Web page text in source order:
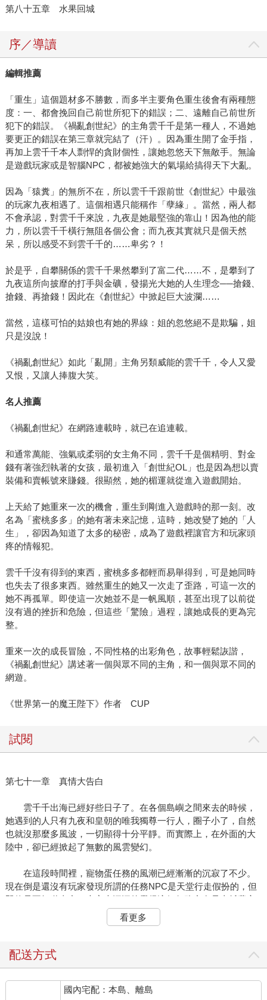
第八十五章 水果回城
序／導讀
編輯推薦
「重生」這個題材多不勝數，而多半主要角色重生後會有兩種態
度：一、都會挽回自己前世所犯下的錯誤；二、遠離自己前世所
犯下的錯誤。《禍亂創世紀》的主角雲千千是第一種人，不過她
要更正的錯誤在第三章就完結了（汗）。因為重生開了金手指，
再加上雲千千本人剽悍的貪財個性，讓她忽悠天下無敵手。無論
是遊戲玩家或是智腦NPC，都被她強大的氣場給搞得天下大亂。
因為「猿糞」的無所不在，所以雲千千跟前世《創世紀》中最強
的玩家九夜相遇了。這個相遇只能稱作「孽緣」。當然，兩人都
不會承認，對雲千千來說，九夜是她最堅強的靠山！因為他的能
力，所以雲千千橫行無阻各個公會；而九夜其實就只是個天然
呆，所以感受不到雲千千的……卑劣？！
於是乎，自攀關係的雲千千果然攀到了富二代……不，是攀到了
九夜這所向披靡的打手與金礦，發揚光大她的人生理念──搶錢、
搶錢、再搶錢！因此在《創世紀》中掀起巨大波瀾……
當然，這樣可怕的姑娘也有她的界線：姐的忽悠絕不是欺騙，姐
只是沒說！
《禍亂創世紀》如此「亂開」主角另類威能的雲千千，令人又愛
又恨，又讓人捧腹大笑。
名人推薦
《禍亂創世紀》在網路連載時，就已在追連載。
和通常萬能、強氣或柔弱的女主角不同，雲千千是個精明、對金
錢有著強烈執著的女孩，最初進入「創世紀OL」也是因為想以賣
裝備和賣帳號來賺錢。很顯然，她的楣運就從進入遊戲開始。
上天給了她重來一次的機會，重生到剛進入遊戲時的那一刻。改
名為「蜜桃多多」的她有著未來記憶，這時，她改變了她的「人
生」，卻因為知道了太多的秘密，成為了遊戲裡讓官方和玩家頭
疼的情報犯。
雲千千沒有得到的東西，蜜桃多多都輕而易舉得到，可是她同時
也失去了很多東西。雖然重生的她又一次走了歪路，可這一次的
她不再孤單。即使這一次她並不是一帆風順，甚至出現了以前從
沒有過的挫折和危險，但這些「驚險」過程，讓她成長的更為完
整。
重來一次的成長冒險，不同性格的出彩角色，故事輕鬆詼諧，
《禍亂創世紀》講述著一個與眾不同的主角，和一個與眾不同的
網遊。
《世界第一的魔王陛下》作者 CUP
試閱
第七十一章 真情大告白
雲千千出海已經好些日子了。在各個島嶼之間來去的時候，
她遇到的人只有九夜和皇朝的唯我獨尊一行人，圈子小了，自然
也就沒那麼多風波，一切顯得十分平靜。而實際上，在外面的大
陸中，卻已經掀起了無數的風雲變幻。
在這段時間裡，寵物蛋任務的風潮已經漸漸的沉寂了不少。
現在倒是還沒有玩家發現所謂的任務NPC是天堂行走假扮的，但
即使是不知道事實，大家也深深的覺得這個任務實在是太耗費心
力，他們確實有點堅持不下去了。
月。如果這一個月的時間都拿來刷怪的話，那少說增長個一、二
加上因為滿遊戲中的玩家都在組任務的關係，刷怪區反而空下來
看更多
配送方式
國內宅配：本島、離島